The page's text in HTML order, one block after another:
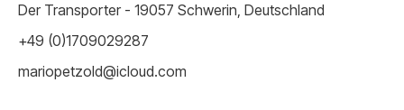
Der Transporter - 19057 Schwerin, Deutschland
+49 (0)1709029287
mariopetzold@icloud.com